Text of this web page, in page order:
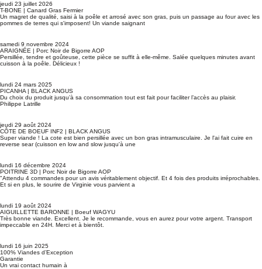
jeudi 23 juillet 2026
T-BONE | Canard Gras Fermier
Un magret de qualité, saisi à la poêle et arrosé avec son gras, puis un passage au four avec les
pommes de terres qui s'imposent! Un viande saignant
samedi 9 novembre 2024
ARAIGNÉE | Porc Noir de Bigorre AOP
Persillée, tendre et goûteuse, cette pièce se suffit à elle-même. Salée quelques minutes avant
cuisson à la poêle. Délicieux !
lundi 24 mars 2025
PICANHA | BLACK ANGUS
Du choix du produit jusqu’à sa consommation tout est fait pour faciliter l’accès au plaisir.
Philippe Latrille
jeudi 29 août 2024
CÔTE DE BOEUF INF2 | BLACK ANGUS
Super viande ! La cote est bien persillée avec un bon gras intramusculaire. Je l'ai fait cuire en
reverse sear (cuisson en low and slow jusqu'à une
lundi 16 décembre 2024
POITRINE 3D | Porc Noir de Bigorre AOP
"Attendu 4 commandes pour un avis véritablement objectif. Et 4 fois des produits irréprochables.
Et si en plus, le sourire de Virginie vous parvient a
lundi 19 août 2024
AIGUILLETTE BARONNE | Boeuf WAGYU
Très bonne viande. Excellent. Je le recommande, vous en aurez pour votre argent. Transport
impeccable en 24H. Merci et à bientôt.
lundi 16 juin 2025
100% Viandes d’Exception
Garantie
Un vrai contact humain à